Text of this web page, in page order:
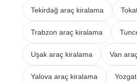
Tekirdağ araç kiralama
Trabzon araç kiralama
Uşak araç kiralama Van
Yalova araç kiralama